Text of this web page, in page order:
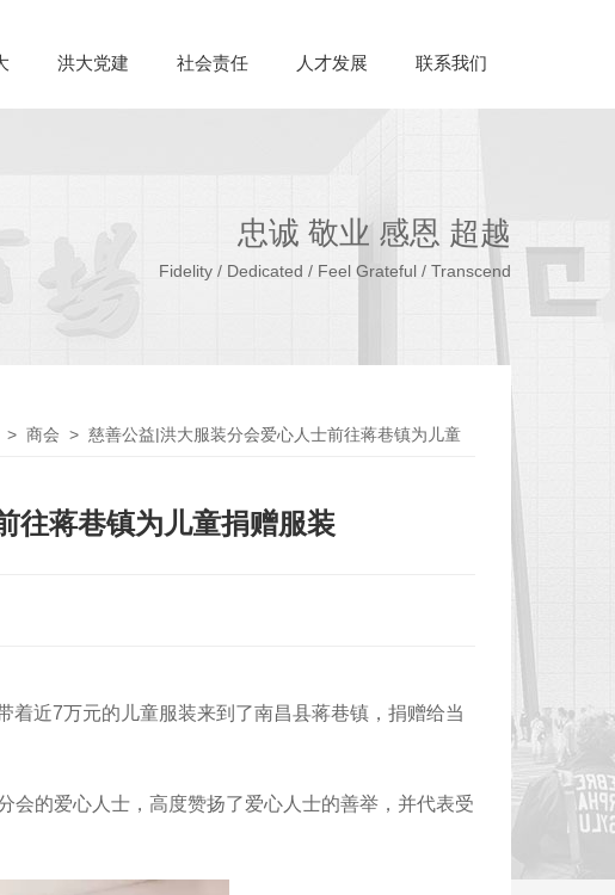
洪大党建 社会责任 人才发展 联系我们
忠诚 敬业 感恩 超越
Fidelity / Dedicated / Feel Grateful / Transcend
> 商会 > 慈善公益|洪大服装分会爱心人士前往蒋巷镇为儿童
往蒋巷镇为儿童捐赠服装
近7万元的儿童服装来到了南昌县蒋巷镇，捐赠给当
的爱心人士，高度赞扬了爱心人士的善举，并代表受